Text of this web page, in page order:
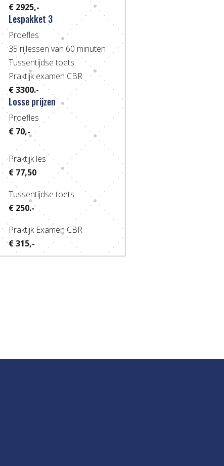
€ 2925,-
Lespakket 3
Proefles
35 rijlessen van 60 minuten
Tussentijdse toets
Praktijk examen CBR
€ 3300.-
Losse prijzen
Proefles
€ 70,-
Praktijk les
€ 77,50
Tussentijdse toets
€ 250.-
Praktijk Examen CBR
€ 315,-